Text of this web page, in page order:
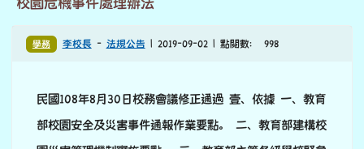
校園危機事件處理辦法
學務 李校長- 法規公告 | 2019-09-02 | 點閱數： 998
民國108年8月30日校務會議修正通過 壹、依據 一、教育
部校園安全及災害事件通報作業要點。 二、教育部建構校